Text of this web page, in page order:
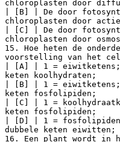
chloroplasten door
| [B] | De door
chloroplasten door
| [C] | De door
chloroplasten door
15. Hoe heten de
voorstelling van het
| [A] | 1 =
keten koolhydraten;
| [B] | 1 = eiwitketens;
keten fosfolipiden;
| [C] | 1 =
keten fosfolipiden;
| [D] | 1 =
dubbele keten eiwitten;
16. Een plant wordt in